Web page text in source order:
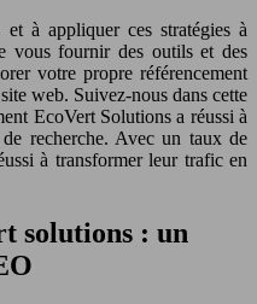
et à appliquer ces stratégies à
vous fournir des outils et des
votre propre référencement
web. Suivez-nous dans cette
EcoVert Solutions a réussi à
recherche. Avec un taux de
à transformer leur trafic en
solutions : un